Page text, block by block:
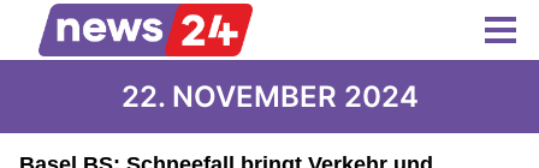
22. NOVEMBER 2024